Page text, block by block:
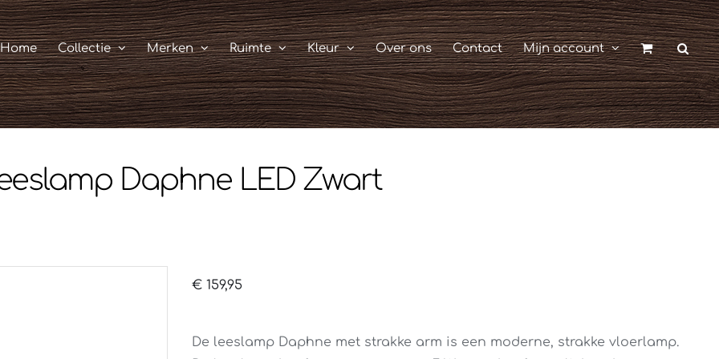
Home Collectie Merken Ruimte Kleur Over ons Contact Mijn account
Daphne LED Zwart
€ 159,95
De leeslamp Daphne met strakke arm is een moderne, strakke vloerlamp.